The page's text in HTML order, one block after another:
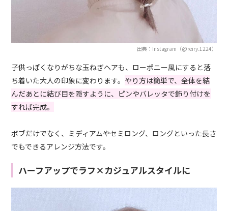
出典：Instagram（@reiry.1224）
子供っぽくなりがちな玉ねぎヘアも、ローポニー風にすると落
ち着いた大人の印象に変わります。 やり方は簡単で、全体を結
んだあとに結び目を隠すように、ピンやバレッタで飾り付けを
すれば完成。
ボブだけでなく、ミディアムやセミロング、ロングといった長さ
でもできるアレンジ方法です。
ハーフアップでラフ×カジュアルスタイルに